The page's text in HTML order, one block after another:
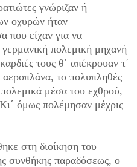
γνώριζαν ή
οχυρών ήταν
που είχαν για να
πολεμική μηχανή
τους θ΄ απέκρουαν τ΄
αεροπλάνα, το πολυπληθές
μέσα του εχθρού,
όμως πολέμησαν μέχρις
στη διοίκηση του
συνθήκης παραδόσεως, ο